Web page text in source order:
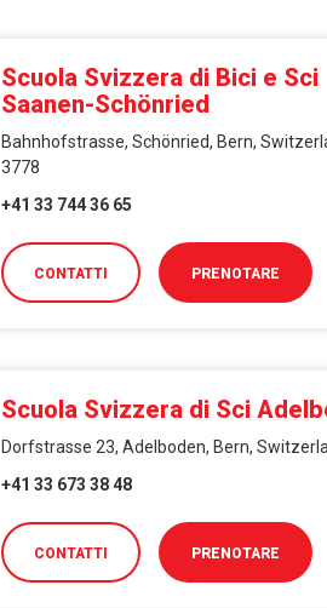
Scuola Svizzera di Bici e Sci
Saanen-Schönried
Bahnhofstrasse, Schönried, Bern,
3778
+41 33 744 36 65
CONTATTI PRENOTARE
Scuola Svizzera di Sci
Dorfstrasse 23, Adelboden, Bern,
+41 33 673 38 48
CONTATTI PRENOTARE